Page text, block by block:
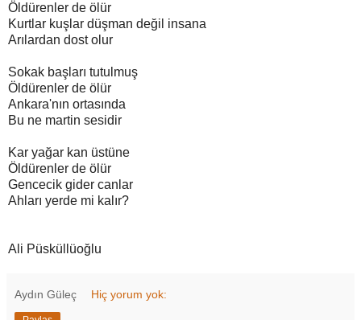
Öldürenler de ölür
Kurtlar kuşlar düşman değil insana
Arılardan dost olur
Sokak başları tutulmuş
Öldürenler de ölür
Ankara'nın ortasında
Bu ne martin sesidir
Kar yağar kan üstüne
Öldürenler de ölür
Gencecik gider canlar
Ahları yerde mi kalır?
Ali Püsküllüoğlu
Aydın Güleç Hiç yorum yok: